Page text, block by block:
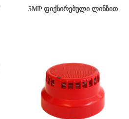
5MP ᲤᲘᲥᲡᲘᲠᲔᲑᲣᲚᲘ ᲚᲘᲜᲖᲘᲗ